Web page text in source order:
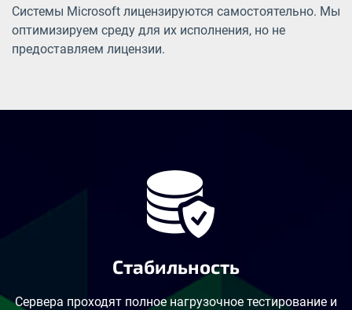
Системы Microsoft лицензируются самостоятельно. Мы
оптимизируем среду для их исполнения, но не
предоставляем лицензии.
Стабильность
Сервера проходят полное нагрузочное тестирование и